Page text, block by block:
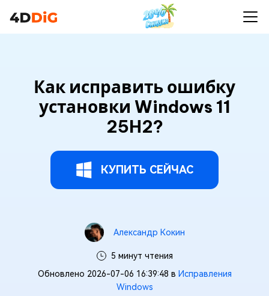
Как исправить ошибку
установки Windows 11
25H2?
КУПИТЬ СЕЙЧАС
Александр Кокин
5 минут чтения
Обновлено 2026-07-06 16:39:48 в Исправления
Windows